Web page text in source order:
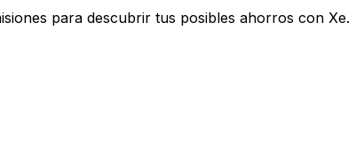
para descubrir tus posibles ahorros con Xe.